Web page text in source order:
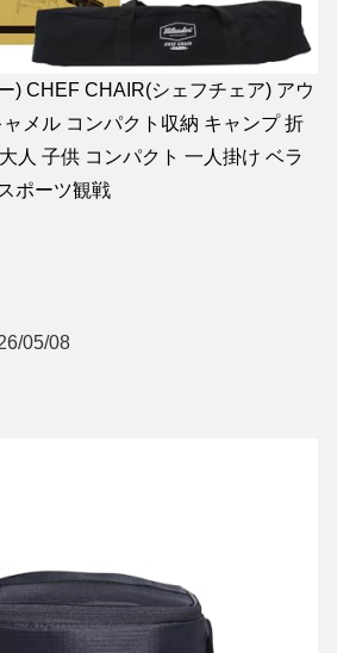
) CHEF CHAIR(シェフチェア) アウ
ャメル コンパクト収納 キャンプ 折
人 子供 コンパクト 一人掛け ベラ
ポーツ観戦
05/08